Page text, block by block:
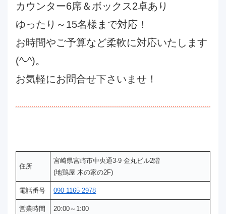
カウンター6席＆ボックス2卓あり
ゆったり～15名様まで対応！
お時間やご予算など柔軟に対応いたします
(^-^)。
お気軽にお問合せ下さいませ！
住所
宮崎県宮崎市中央通3-9 金丸ビル2階
(地鶏屋 木の家の2F)
電話番号 090-1165-2978
営業時間 20:00～1:00